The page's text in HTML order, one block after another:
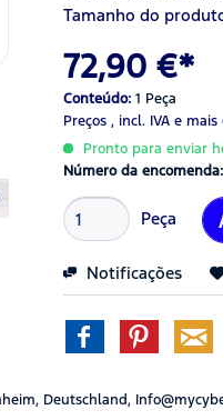
Tamanho do
72,90 €*
Conteúdo:1 Peça
Preços , incl. IVAe mais
Pronto para enviar
Número da
Peça
Notificações
Deutschland,